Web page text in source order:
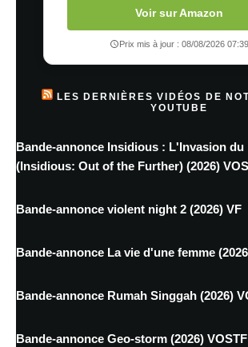
Voir sur Amazon
Prix mis à jour : 08/08/2026 07:39
LES DERNIÈRES VIDÉOS DE
YOUTUBE
Bande-annonce Insidious : L'Invasion du
(Insidious: Out of the Further) (2026)
Bande-annonce violent night 2 (2026) VF
Bande-annonce La vie d'une femme
Bande-annonce Rumah Singgah (2026)
Bande-annonce Geo-storm (2026)